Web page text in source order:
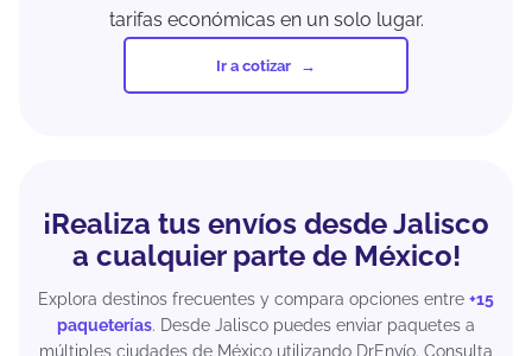
tarifas económicas en un solo lugar.
Ir a cotizar
¡Realiza tus envíos desde Jalisco
a cualquier parte de México!
Explora destinos frecuentes y compara opciones entre +15
paqueterías. Desde Jalisco puedes enviar paquetes a
múltiples ciudades de México utilizando DrEnvío. Consulta